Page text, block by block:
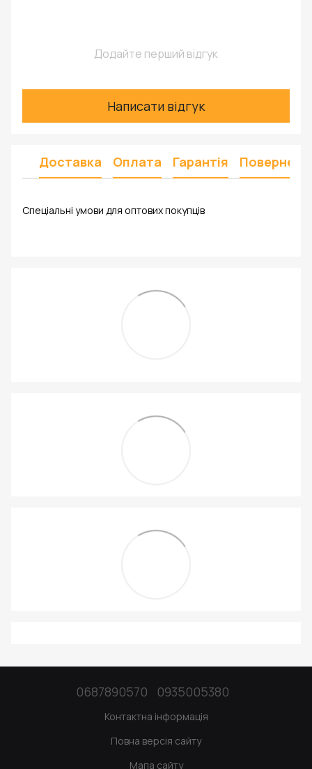
Додайте перший відгук
Написати відгук
Доставка Оплата Гарантія
Спеціальні умови для оптових покупців
0687890570 0935005380
Контактна інформація
Повна версія сайту
Мапа сайту